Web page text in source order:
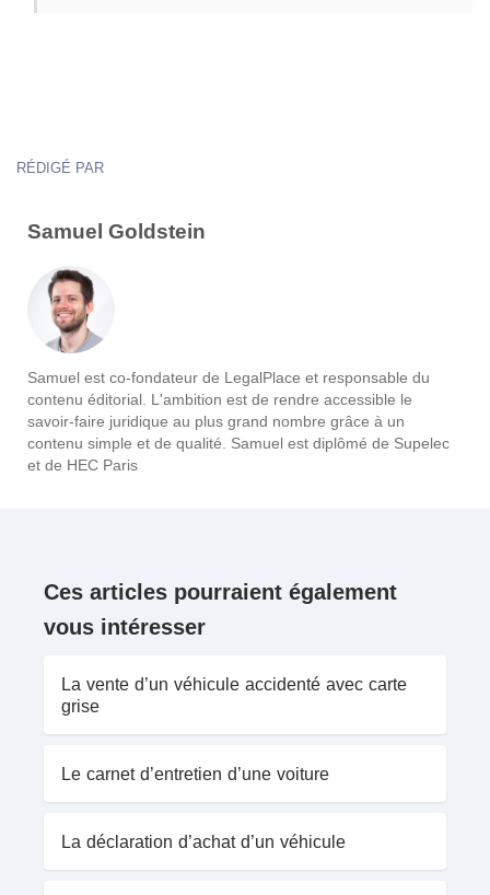
RÉDIGÉ PAR
Samuel Goldstein
Samuel est co-fondateur de LegalPlace et responsable du
contenu éditorial. L'ambition est de rendre accessible le
savoir-faire juridique au plus grand nombre grâce à un
contenu simple et de qualité. Samuel est diplômé de Supelec
et de HEC Paris
Ces articles pourraient également
vous intéresser
La vente d’un véhicule accidenté avec carte
grise
Le carnet d’entretien d’une voiture
La déclaration d’achat d’un véhicule